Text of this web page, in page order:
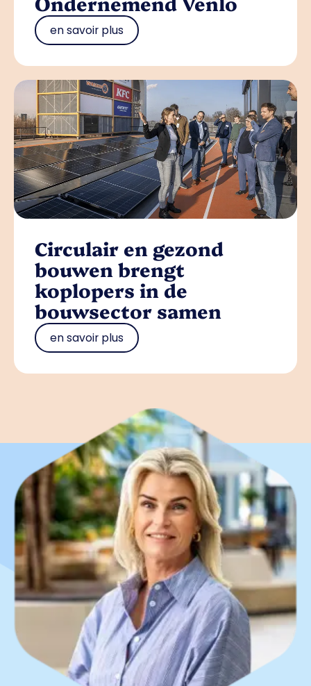
en savoir plus
Circulair en gezond
bouwen brengt
koplopers in de
bouwsector samen
en savoir plus